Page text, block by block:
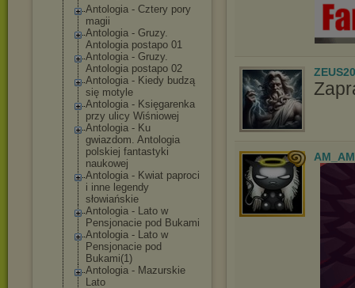
Antologia - Cztery pory
magii
Antologia - Gruzy.
Antologia postapo 01
Antologia - Gruzy.
Antologia postapo 02
Antologia - Kiedy budzą
się motyle
Antologia - Księgarenka
przy ulicy Wiśniowej
Antologia - Ku
gwiazdom. Antologia
polskiej fantastyki
naukowej
Antologia - Kwiat paproci
i inne legendy
słowiańskie
Antologia - Lato w
Pensjonacie pod Bukami
Antologia - Lato w
Pensjonacie pod
Bukami(1)
Antologia - Mazurskie
Lato
AM_AM